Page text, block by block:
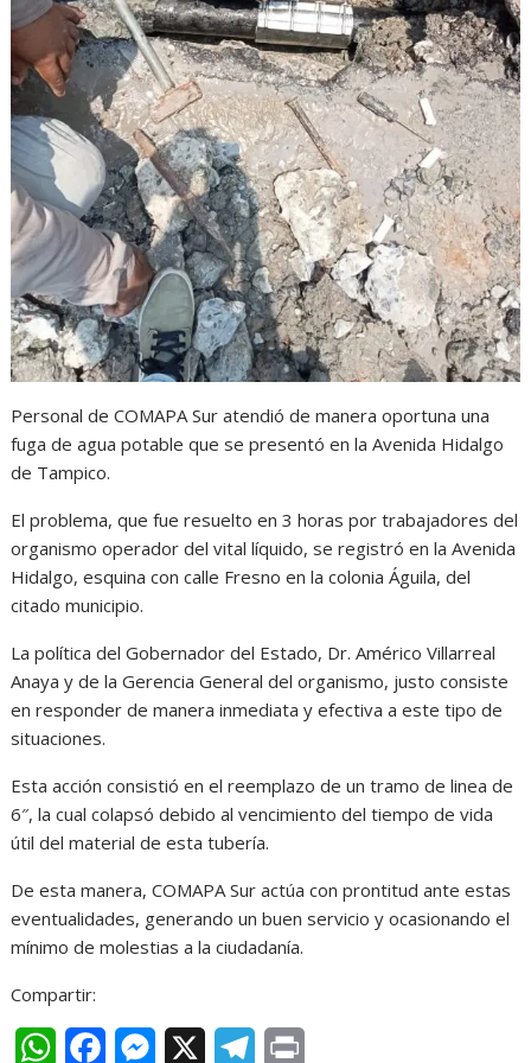
Personal de COMAPA Sur atendió de manera oportuna una
fuga de agua potable que se presentó en la Avenida Hidalgo
de Tampico.
El problema, que fue resuelto en 3 horas por trabajadores del
organismo operador del vital líquido, se registró en la Avenida
Hidalgo, esquina con calle Fresno en la colonia Águila, del
citado municipio.
La política del Gobernador del Estado, Dr. Américo Villarreal
Anaya y de la Gerencia General del organismo, justo consiste
en responder de manera inmediata y efectiva a este tipo de
situaciones.
Esta acción consistió en el reemplazo de un tramo de linea de
6″, la cual colapsó debido al vencimiento del tiempo de vida
útil del material de esta tubería.
De esta manera, COMAPA Sur actúa con prontitud ante estas
eventualidades, generando un buen servicio y ocasionando el
mínimo de molestias a la ciudadanía.
Compartir:
W M